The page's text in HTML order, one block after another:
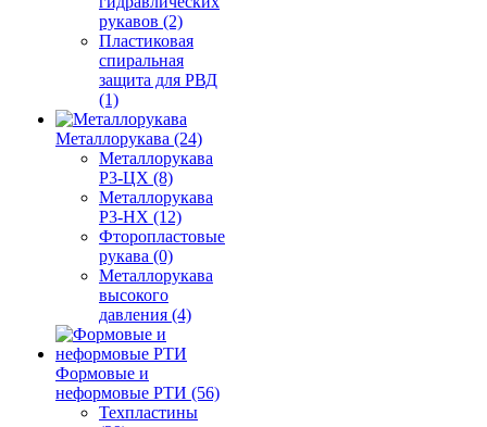
рукавов (2)
Пластиковая
спиральная
защита для РВД
(1)
Металлорукава (24)
Металлорукава
Р3-ЦХ (8)
Металлорукава
Р3-НХ (12)
Фторопластовые
рукава (0)
Металлорукава
высокого
давления (4)
Формовые и
неформовые РТИ (56)
Техпластины